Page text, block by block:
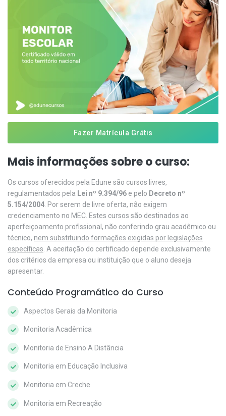
Fazer Matrícula Grátis
Mais informações sobre o curso:
Os cursos oferecidos pela Edune são cursos livres,
regulamentados pela Lei nº 9.394/96 e pelo Decreto nº
5.154/2004 . Por serem de livre oferta, não exigem
credenciamento no MEC. Estes cursos são destinados ao
aperfeiçoamento profissional, não conferindo grau acadêmico ou
técnico, nem substituindo formações exigidas por legislações
específicas . A aceitação do certificado depende exclusivamente
dos critérios da empresa ou instituição que o aluno deseja
apresentar.
Conteúdo Programático do Curso
Aspectos Gerais da Monitoria
Monitoria Acadêmica
Monitoria de Ensino A Distância
Monitoria em Educação Inclusiva
Monitoria em Creche
Monitoria em Recreação